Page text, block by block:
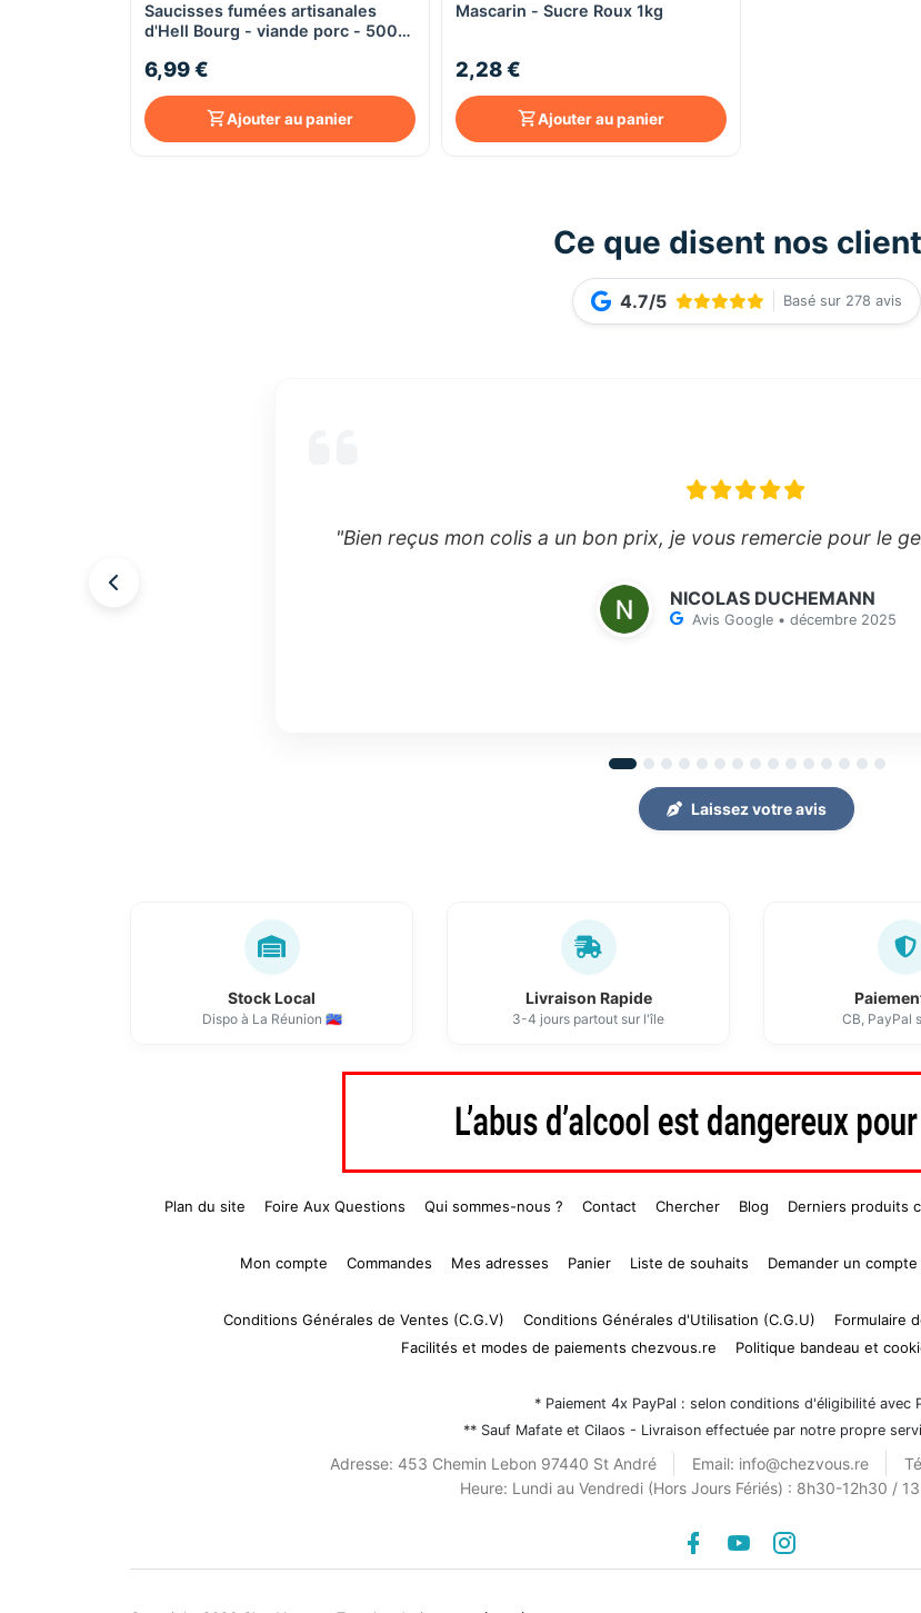
Saucisses fumées artisanales
d'Hell Bourg - viande porc - 500g
6,99 €
Ajouter au panier
Mascarin - Sucre Roux 1kg
2,28 €
Ajouter au panier
Ce que disent nos
4.7/5 Basé sur 278 avis
NICOLAS DUCHEMANN
Avis Google • décembre 2025
Laissez votre avis
Stock Local
Dispo à La Réunion 🇷🇪
Livraison Rapide
3-4 jours partout sur l'île CB, PayPal
Plan du site Foire Aux Questions Qui sommes-nous ? Contact Chercher Blog Derniers produits
Mon compte Commandes Mes adresses Panier Liste de souhaits Demander un
Conditions Générales de Ventes (C.G.V) Conditions Générales d'Utilisation (C.G.U) Formulaire
Facilités et modes de paiements chezvous.re
Politique bandeau et
* Paiement 4x PayPal : selon conditions d'éligibilité avec
** Sauf Mafate et Cilaos - Livraison effectuée par notre propre
Adresse: 453 Chemin Lebon 97440 St André Email: info@chezvous.re
Heure: Lundi au Vendredi (Hors Jours Fériés) : 8h30-12h30 /
Facebook
youtube
instagram